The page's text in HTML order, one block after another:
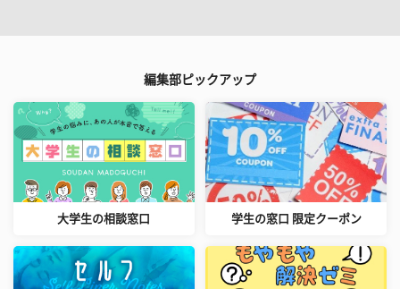
編集部ピックアップ
大学生の相談窓口 学生の窓口 限定クーポン